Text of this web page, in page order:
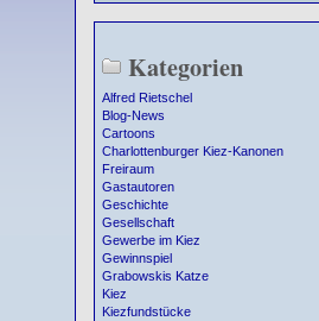
Kategorien
Alfred Rietschel
Blog-News
Cartoons
Charlottenburger Kiez-Kanonen
Freiraum
Gastautoren
Geschichte
Gesellschaft
Gewerbe im Kiez
Gewinnspiel
Grabowskis Katze
Kiez
Kiezfundstücke